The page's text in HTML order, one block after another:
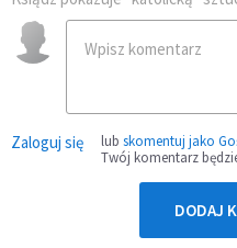
Zaloguj się lub skomentuj jako
Twój komentarz
DODAJ